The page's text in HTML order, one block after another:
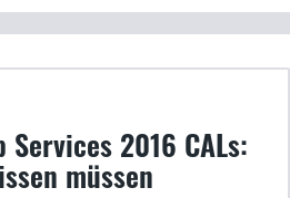
2016 CALs:
müssen